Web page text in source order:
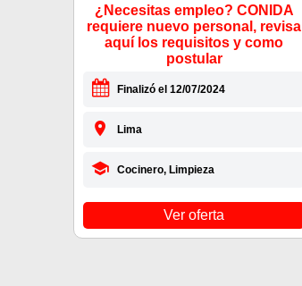
¿Necesitas empleo? CONIDA
requiere nuevo personal, revisa
aquí los requisitos y como
postular
Finalizó el 12/07/2024
Lima
Cocinero, Limpieza
Ver oferta